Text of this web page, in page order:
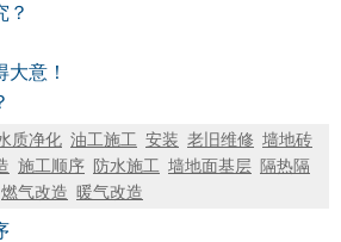
？
意！
质净化 油工施工 安装 老旧维修 墙地砖
施工顺序 防水施工 墙地面基层 隔热隔
燃气改造 暖气改造